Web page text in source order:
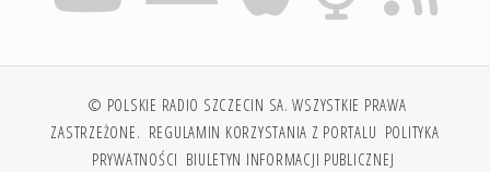
© POLSKIE RADIO SZCZECIN SA. WSZYSTKIE PRAWA
ZASTRZEŻONE. REGULAMIN KORZYSTANIA Z PORTALU POLITYKA
PRYWATNOŚCI BIULETYN INFORMACJI PUBLICZNEJ